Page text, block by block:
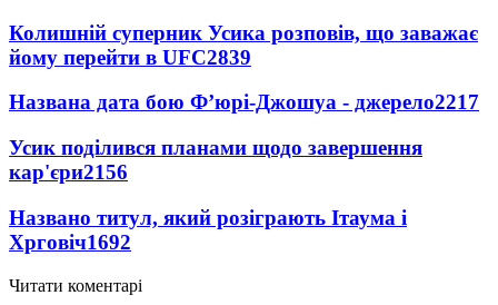
Колишній суперник Усика розповів, що заважає
йому перейти в UFC2839
Названа дата бою Ф’юрі-Джошуа - джерело2217
Усик поділився планами щодо завершення
кар'єри2156
Названо титул, який розіграють Ітаума і
Хрговіч1692
Читати коментарі